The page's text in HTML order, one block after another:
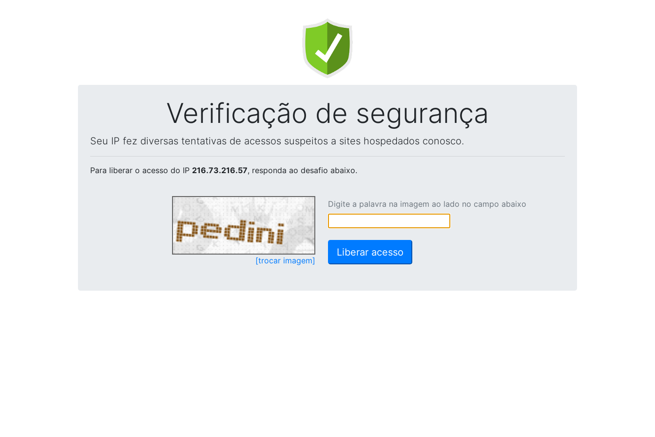
Verificação de segurança
Seu IP fez diversas tentativas de acessos suspeitos a sites hospedados conosco.
Para liberar o acesso do IP 216.73.216.57, responda ao desafio abaixo.
[trocar imagem]
Digite a palavra na imagem ao lado no campo abaixo